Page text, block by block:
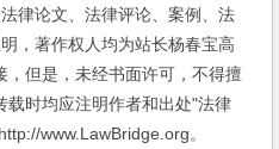
律论文、法律评论、案例、法
，著作权人均为站长杨春宝高
，但是，未经书面许可，不得擅
载时均应注明作者和出处"法律
www.LawBridge.org。